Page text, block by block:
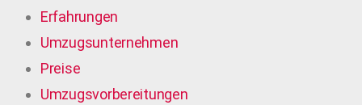
Erfahrungen
Umzugsunternehmen
Preise
Umzugsvorbereitungen